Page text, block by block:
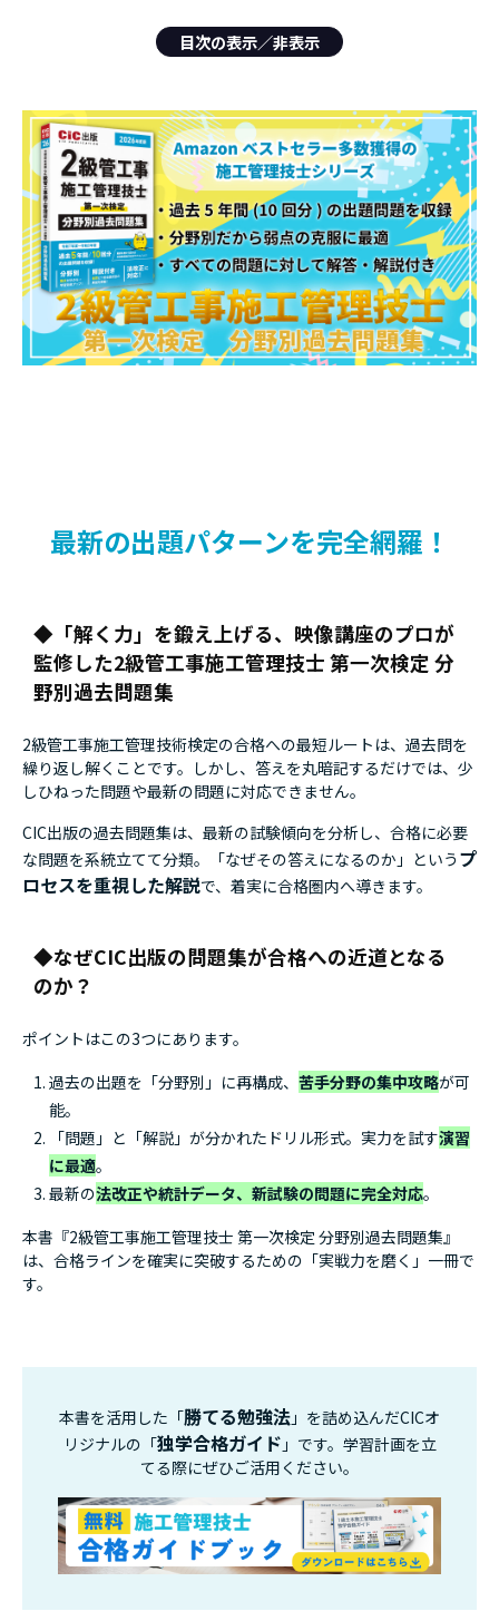
目次の表示／非表示
目次
【問題】
第1編 機械工学等
第1章 原論
第2章 電気工学
第3章 建築学
第4章 空調
第5章 衛生
第6章 設備に関する知識
第4章 安全管理
第3編 関連法規
第1章 労働安全衛生法
第2章 労働基準法
第4章 建設業法
第5章 消防法
第6章 その他関連法規
【解答・解説】
第1編 機械工学等
第2章 電気工学
第5章 衛生
第7章 設計図書に関する知識
第2編 施工管理法
第2章 工程管理
第3章 品質管理
第4章 安全管理
第5章 工事施工
第3章 建築基準法
第4章 建設業法
第5章 消防法
チャレンジ問題
チャレンジ問題【解答・解説】
最新の出題パターンを完全網羅！
「解く力」を鍛え上げる、映像講座のプロが
監修した2級管工事施工管理技士 第一次検定 分
野別過去問題集
2級管工事施工管理技術検定の合格への最短ルートは、過去問を
繰り返し解くことです。しかし、答えを丸暗記するだけでは、少
しひねった問題や最新の問題に対応できません。
CIC出版の過去問題集は、最新の試験傾向を分析し、合格に必要
な問題を系統立てて分類。「なぜその答えになるのか」というプ
ロセスを重視した解説で、着実に合格圏内へ導きます。
なぜCIC出版の問題集が合格への近道となる
のか？
ポイントはこの3つにあります。
過去の出題を「分野別」に再構成、 苦手分野の集中攻略が可
能。
「問題」と「解説」が分かれたドリル形式。実力を試す演習
に最適。
最新の法改正や統計データ、新試験の問題に完全対応。
本書『2級管工事施工管理技士 第一次検定 分野別過去問題集』
は、合格ラインを確実に突破するための「実戦力を磨く」一冊で
す。
本書を活用した「勝てる勉強法 」を詰め込んだCICオ
リジナルの「独学合格ガイド 」です。学習計画を立
てる際にぜひご活用ください。